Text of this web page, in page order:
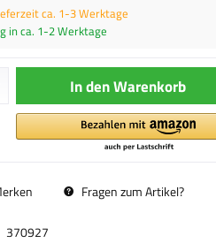
ca. 1-3 Werktage
in ca. 1-2 Werktage
In denWarenkorb
Fragen zum Artikel?
370927